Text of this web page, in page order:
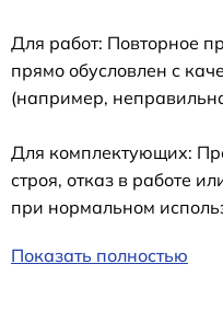
Для работ: Повторное
прямо обусловлен с
(например,
Для комплектующих:
строя, отказ в работе
при нормальном
Показать полностью